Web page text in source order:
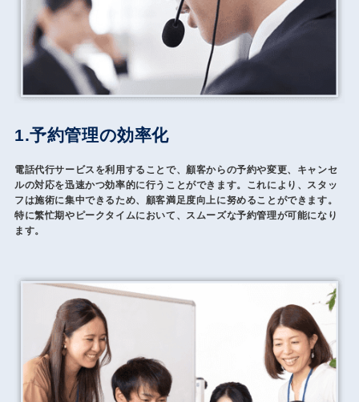
1.予約管理の効率化
電話代行サービスを利用することで、顧客からの予約や変更、キャンセ
ルの対応を迅速かつ効率的に行うことができます。これにより、スタッ
フは施術に集中できるため、顧客満足度向上に努めることができます。
特に繁忙期やピークタイムにおいて、スムーズな予約管理が可能になり
ます。